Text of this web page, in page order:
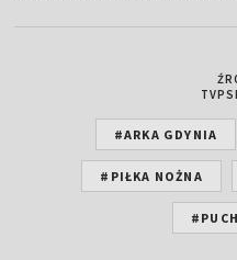
#ARKA GDYNIA
#PIŁKA NOŻNA